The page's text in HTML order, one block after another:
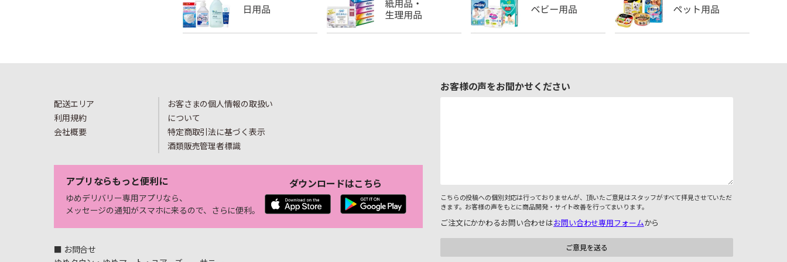
配送エリア
利用規約
会社概要
お客さまの個人情報の取扱い
について
特定商取引法に基づく表示
酒類販売管理者標識
アプリならもっと便利に
ゆめデリバリー専用アプリなら、
メッセージの通知がスマホに来るので、さらに便利。
ダウンロードはこちら
■ お問合せ
お客様の声をお聞かせください
こちらの投稿への個別対応は行っておりませんが、頂いたご意見はスタッフがすべて拝見させていただ
きます。お客様の声をもとに商品開発・サイト改善を行ってまいります。
ご注文にかかわるお問い合わせはお問い合わせ専用フォームから